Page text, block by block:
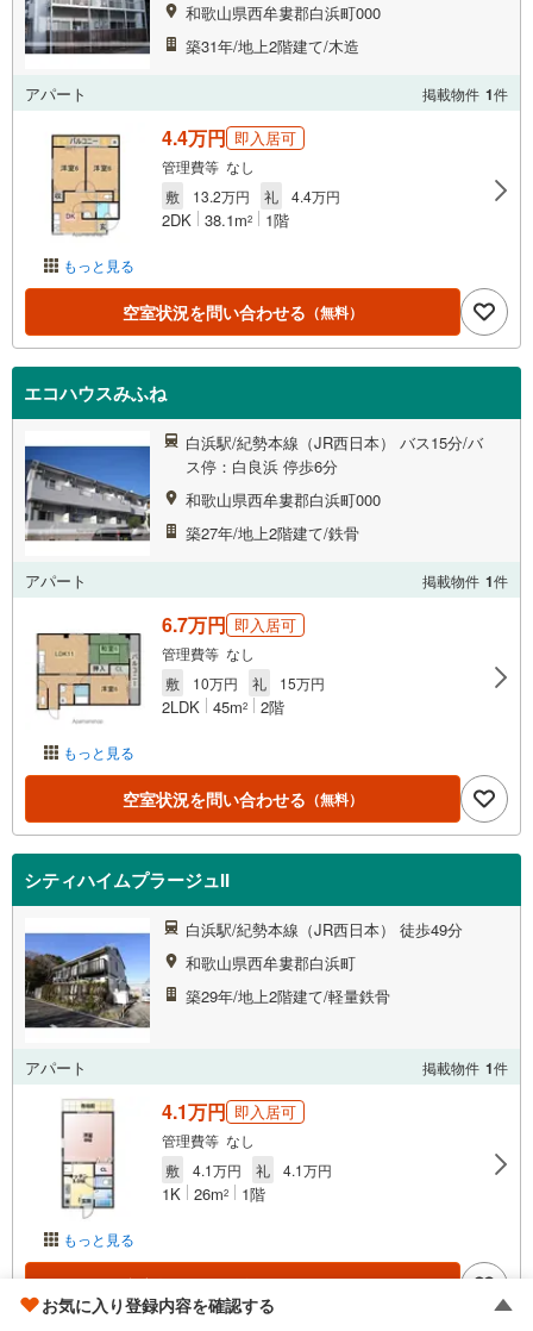
和歌山県西牟婁郡白浜町000
築31年/地上2階建て/木造
アパート 掲載物件 1件
もっと見る
4.4万円 即入居可
管理費等 なし
敷
13.2万円 礼 4.4万円
2DK 38.1m2 1階
空室状況を問い合わせる （無料）
エコハウスみふね
白浜駅/紀勢本線（JR西日本） バス15分/バ
ス停：白良浜 停歩6分
和歌山県西牟婁郡白浜町000
築27年/地上2階建て/鉄骨
アパート 掲載物件 1件
もっと見る
6.7万円 即入居可
管理費等 なし
敷
10万円 礼 15万円
2LDK 45m2 2階
空室状況を問い合わせる （無料）
シティハイムプラージュII
白浜駅/紀勢本線（JR西日本） 徒歩49分
和歌山県西牟婁郡白浜町
築29年/地上2階建て/軽量鉄骨
アパート 掲載物件 1件
もっと見る
4.1万円 即入居可
管理費等 なし
敷
4.1万円 礼 4.1万円
1K 26m2 1階
空室状況を問い合わせる（無料）
お気に入り登録内容を確認する